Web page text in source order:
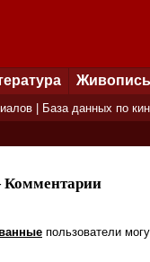
Живопись
База данных по
пользователи